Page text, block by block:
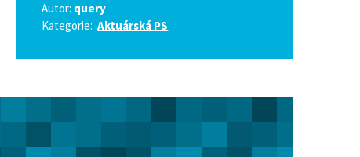
Autor: query
Kategorie:Aktuárská PS